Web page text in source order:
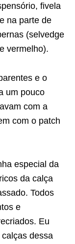
fivela
na parte de
(selvedge
vermelho).
e o
um pouco
com a
com o patch
especial da
da calça
Todos
e
Eu
dessa